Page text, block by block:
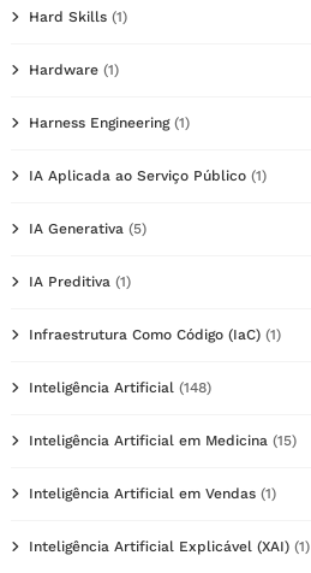
Hard Skills (1)
Hardware (1)
Harness Engineering(1)
IA Aplicada ao Serviço Público (1)
IA Generativa (5)
IA Preditiva (1)
Infraestrutura Como Código (IaC) (1)
Inteligência Artificial (148)
Inteligência Artificial em Medicina (15)
Inteligência Artificial em Vendas (1)
Inteligência Artificial Explicável (XAI) (1)